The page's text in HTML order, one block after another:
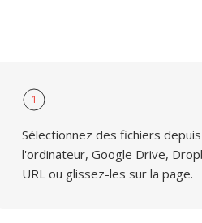
1
Sélectionnez des fichiers depuis
l'ordinateur, Google Drive,
URL ou glissez-les sur la page.